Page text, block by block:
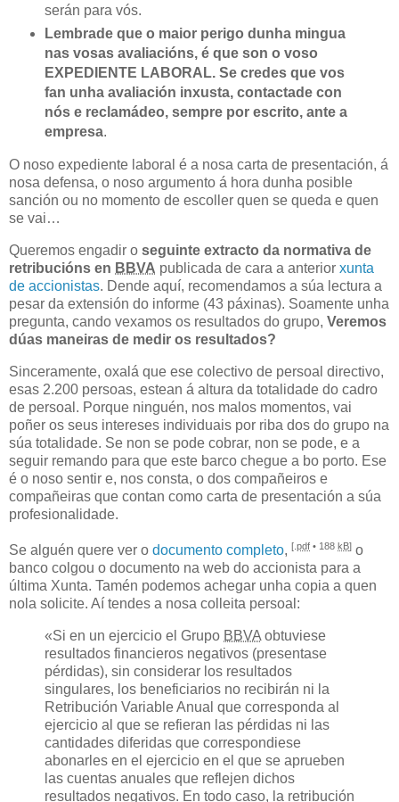
serán para vós.
Lembrade que o maior perigo dunha mingua
nas vosas avaliacións, é que son o voso
EXPEDIENTE LABORAL. Se credes que vos
fan unha avaliación inxusta, contactade con
nós e reclamádeo, sempre por escrito, ante a
empresa.
O noso expediente laboral é a nosa carta de presentación, á
nosa defensa, o noso argumento á hora dunha posible
sanción ou no momento de escoller quen se queda e quen
se vai…
Queremos engadir o seguinte extracto da normativa de
retribucións en BBVA publicada de cara a anterior xunta
de accionistas. Dende aquí, recomendamos a súa lectura a
pesar da extensión do informe (43 páxinas). Soamente unha
pregunta, cando vexamos os resultados do grupo, Veremos
dúas maneiras de medir os resultados?
Sinceramente, oxalá que ese colectivo de persoal directivo,
esas 2.200 persoas, estean á altura da totalidade do cadro
de persoal. Porque ninguén, nos malos momentos, vai
poñer os seus intereses individuais por riba dos do grupo na
súa totalidade. Se non se pode cobrar, non se pode, e a
seguir remando para que este barco chegue a bo porto. Ese
é o noso sentir e, nos consta, o dos compañeiros e
compañeiras que contan como carta de presentación a súa
profesionalidade.
Se alguén quere ver o documento completo, [. pdf • 188 kB] o
banco colgou o documento na web do accionista para a
última Xunta. Tamén podemos achegar unha copia a quen
nola solicite. Aí tendes a nosa colleita persoal:
«Si en un ejercicio el Grupo BBVA obtuviese
resultados financieros negativos (presentase
pérdidas), sin considerar los resultados
singulares, los beneficiarios no recibirán ni la
Retribución Variable Anual que corresponda al
ejercicio al que se refieran las pérdidas ni las
cantidades diferidas que correspondiese
abonarles en el ejercicio en el que se aprueben
las cuentas anuales que reflejen dichos
resultados negativos. En todo caso, la retribución